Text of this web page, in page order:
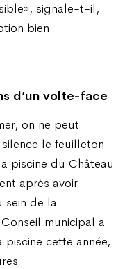
signale-t-il,
bien
d’un volte-face
on ne peut
le feuilleton
piscine du Château
après avoir
sein de la
municipal a
cette année,